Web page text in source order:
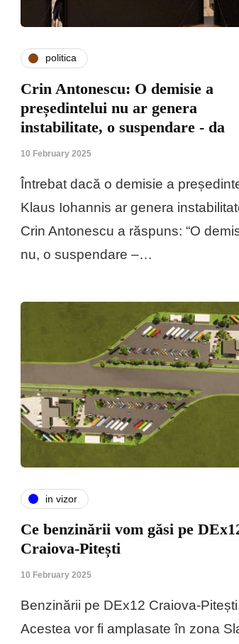
politica
Crin Antonescu: O demisie a
președintelui nu ar genera
instabilitate, o suspendare - da
10 February 2025
Întrebat dacă o demisie a
Klaus Iohannis ar genera
Crin Antonescu a răspuns: “O
nu, o suspendare –…
in vizor
Ce benzinării vom găsi pe
Craiova-Pitești
10 February 2025
Benzinării pe DEx12 Craiova-
Acestea vor fi amplasate în zona